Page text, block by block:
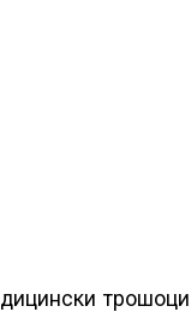
трошоци